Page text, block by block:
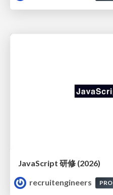
JavaScript 研修 (2026)
recruitengineers
PRO